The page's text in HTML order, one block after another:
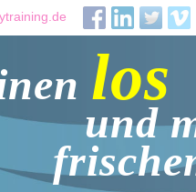
los
und